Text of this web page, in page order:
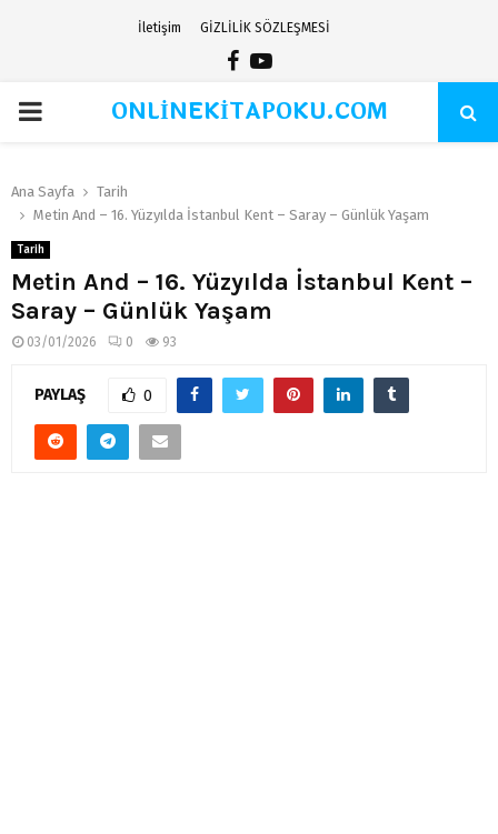
İletişim GİZLİLİK SÖZLEŞMESİ
Facebook
Youtube
PRIMARYONLİNEKİTAPOKU.COM
Ana Sayfa
Tarih
Metin And – 16. Yüzyılda İstanbul Kent – Saray – Günlük Yaşam
Tarih
Metin And – 16. Yüzyılda İstanbul Kent –
Saray – Günlük Yaşam
03/01/2026 0 93
PAYLAŞ 0